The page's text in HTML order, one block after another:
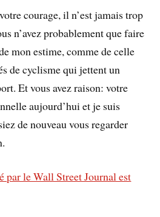
courage, il n’est jamais trop
n’avez probablement que faire
mon estime, comme de celle
de cyclisme qui jettent un
Et vous avez raison: votre
aujourd’hui et je suis
de nouveau vous regarder
par le Wall Street Journal est